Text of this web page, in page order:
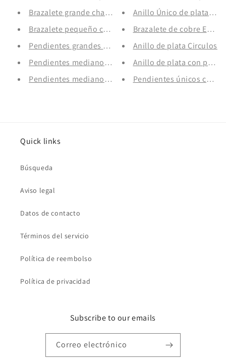
Brazalete grande chapado en oro con grabado
Brazalete pequeño chapado en oro con grabado
Pendientes grandes chapado en oro con grabado
Pendientes medianos chapados en oro con grabado
Pendientes medianos chapados en oro con grabado
Anillo Único de plata
Brazalete de cobre
Anillo de plata Circulos
Anillo de plata con perla
Pendientes únicos con
Quick links
Búsqueda
Aviso legal
Datos de contacto
Términos del servicio
Política de reembolso
Política de privacidad
Subscribe to our emails
Correo electrónico